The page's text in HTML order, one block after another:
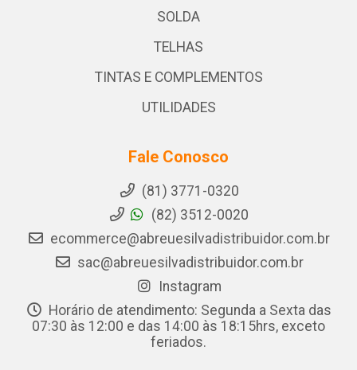
SOLDA
TELHAS
TINTAS E COMPLEMENTOS
UTILIDADES
Fale Conosco
(81) 3771-0320
(82) 3512-0020
ecommerce@abreuesilvadistribuidor.com.br
sac@abreuesilvadistribuidor.com.br
Instagram
Horário de atendimento: Segunda a Sexta das
07:30 às 12:00 e das 14:00 às 18:15hrs, exceto
feriados.